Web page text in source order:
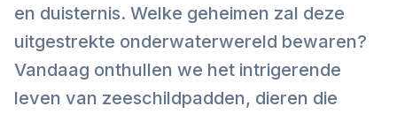
en duisternis. Welke geheimen zal deze
uitgestrekte onderwaterwereld bewaren?
Vandaag onthullen we het intrigerende
leven van zeeschildpadden, dieren die